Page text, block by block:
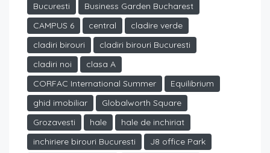
Bucuresti
Business Garden Bucharest
CAMPUS 6
central
cladire verde
cladiri birouri
cladiri birouri Bucuresti
cladiri noi
clasa A
CORFAC International Summer
Equilibrium
ghid imobiliar
Globalworth Square
Grozavesti
hale
hale de inchiriat
inchiriere birouri Bucuresti
J8 office Park